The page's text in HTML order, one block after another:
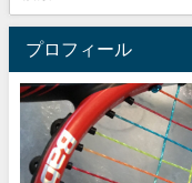
プロフィール